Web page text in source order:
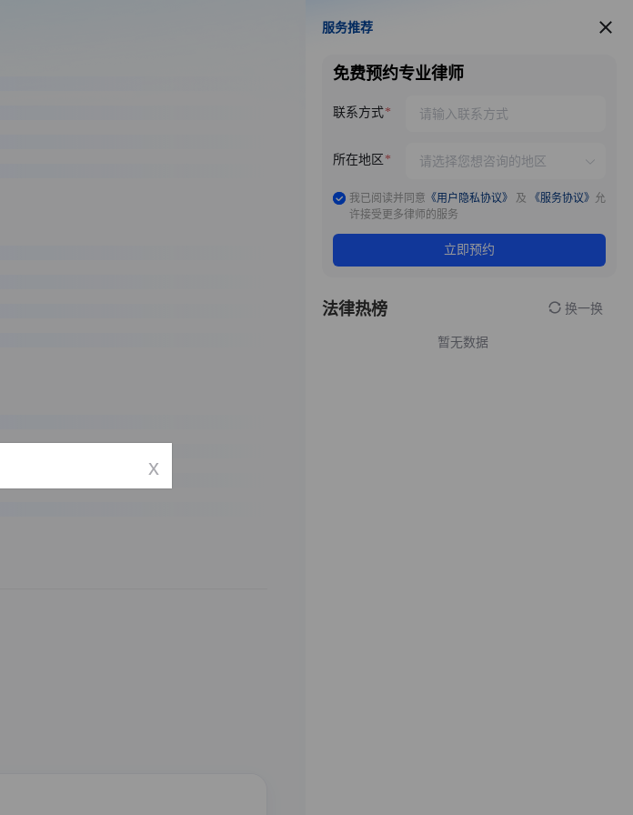
服务推荐
服务推荐
免费预约专业律师
联系方式
所在地区
我已阅读并同意 《用户隐私协议》 及 《服务协议》 允
许接受更多律师的服务
立即预约
法律热榜 换一换
暂无数据
x